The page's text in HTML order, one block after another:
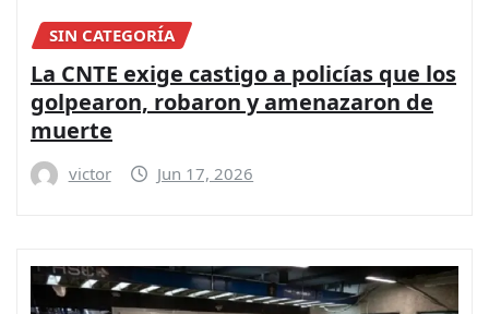
SIN CATEGORÍA
La CNTE exige castigo a policías que los
golpearon, robaron y amenazaron de
muerte
victor Jun 17, 2026